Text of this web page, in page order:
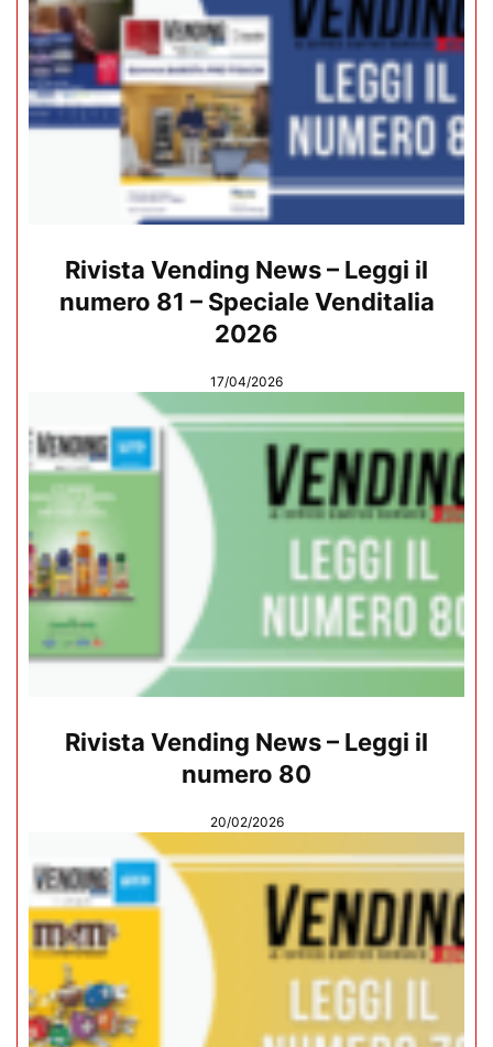
Rivista Vending News – Leggi il
numero 81 – Speciale Venditalia
2026
17/04/2026
Rivista Vending News – Leggi il
numero 80
20/02/2026